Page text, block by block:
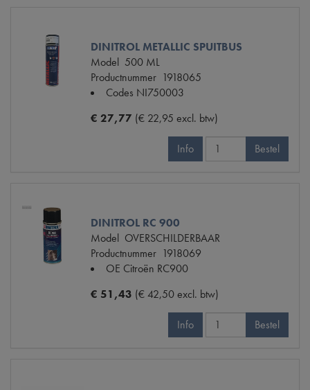
DINITROL METALLIC SPUITBUS
Model 500 ML
Productnummer 1918065
Codes NI750003
€ 27,77 (€ 22,95 excl. btw)
Info Bestel
DINITROL RC 900
Model OVERSCHILDERBAAR
Productnummer 1918069
OE Citroën RC900
€ 51,43 (€ 42,50 excl. btw)
Info Bestel